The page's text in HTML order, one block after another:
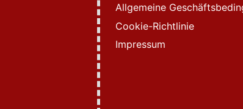
Allgemeine
Cookie-Richtlinie
Impressum